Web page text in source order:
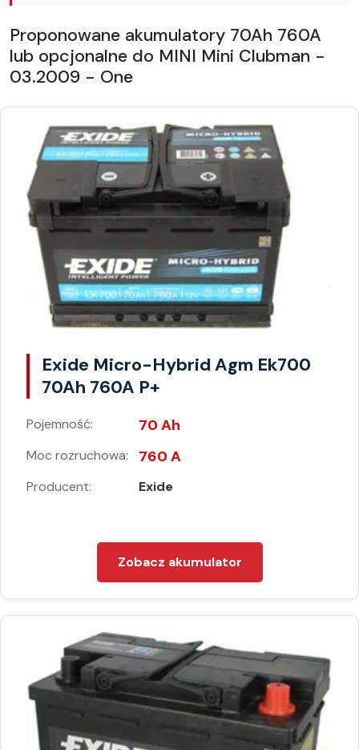
Proponowane akumulatory 70Ah 760A
lub opcjonalne do MINI Mini Clubman -
03.2009 - One
Exide Micro-Hybrid Agm Ek700
70Ah 760A P+
Pojemność: 70 Ah
Moc rozruchowa: 760 A
Producent: Exide
Zobacz akumulator